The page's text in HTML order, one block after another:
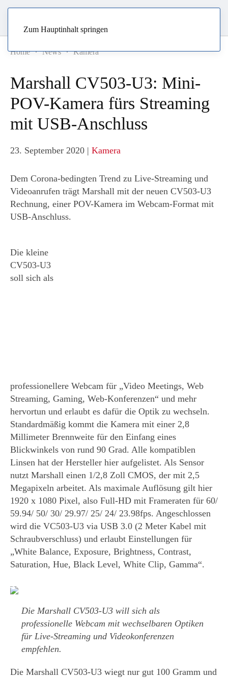
Zum Hauptinhalt springen
Home News Kamera
Marshall CV503-U3: Mini-
POV-Kamera fürs Streaming
mit USB-Anschluss
23. September 2020 | Kamera
Dem Corona-bedingten Trend zu Live-Streaming und
Videoanrufen trägt Marshall mit der neuen CV503-U3
Rechnung, einer POV-Kamera im Webcam-Format mit
USB-Anschluss.
Die kleine
CV503-U3
soll sich als
professionellere Webcam für „Video Meetings, Web
Streaming, Gaming, Web-Konferenzen“ und mehr
hervortun und erlaubt es dafür die Optik zu wechseln.
Standardmäßig kommt die Kamera mit einer 2,8
Millimeter Brennweite für den Einfang eines
Blickwinkels von rund 90 Grad. Alle kompatiblen
Linsen hat der Hersteller hier aufgelistet. Als Sensor
nutzt Marshall einen 1/2,8 Zoll CMOS, der mit 2,5
Megapixeln arbeitet. Als maximale Auflösung gilt hier
1920 x 1080 Pixel, also Full-HD mit Frameraten für 60/
59.94/ 50/ 30/ 29.97/ 25/ 24/ 23.98fps. Angeschlossen
wird die VC503-U3 via USB 3.0 (2 Meter Kabel mit
Schraubverschluss) und erlaubt Einstellungen für
„White Balance, Exposure, Brightness, Contrast,
Saturation, Hue, Black Level, White Clip, Gamma“.
Die Marshall CV503-U3 will sich als
professionelle Webcam mit wechselbaren Optiken
für Live-Streaming und Videokonferenzen
empfehlen.
Die Marshall CV503-U3 wiegt nur gut 100 Gramm und